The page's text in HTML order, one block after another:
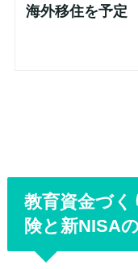
海外移住を予定
教育資金づ
険と新NISA